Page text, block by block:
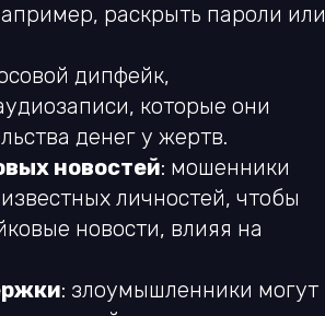
раскрыть пароли или
дипфейк,
которые они
денег у жертв.
новостей: мошенники
личностей, чтобы
новости, влияя на
: злоумышленники могут